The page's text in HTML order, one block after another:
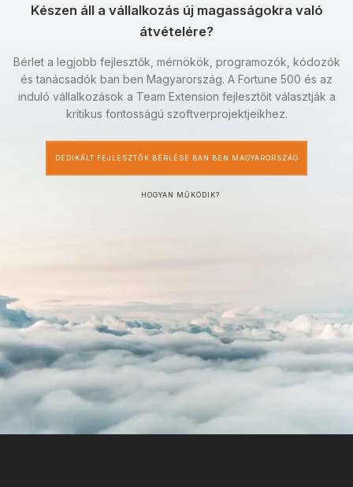
Készen áll a vállalkozás új magasságokra való
átvételére?
Bérlet a legjobb fejlesztők, mérnökök, programozók, kódozók
és tanácsadók ban ben Magyarország. A Fortune 500 és az
induló vállalkozások a Team Extension fejlesztőit választják a
kritikus fontosságú szoftverprojektjeikhez.
DEDIKÁLT FEJLESZTŐK BÉRLÉSE BAN BEN MAGYARORSZÁG
HOGYAN MŰKÖDIK?